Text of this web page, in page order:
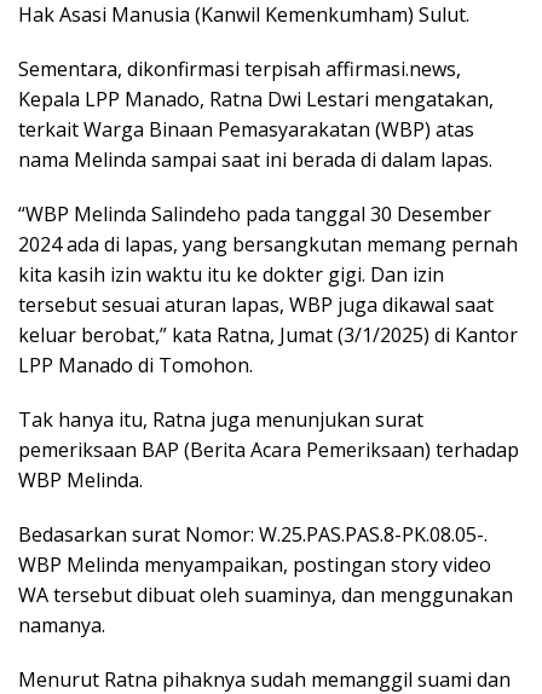
Hak Asasi Manusia (Kanwil Kemenkumham) Sulut.
Sementara, dikonfirmasi terpisah affirmasi.news,
Kepala LPP Manado, Ratna Dwi Lestari mengatakan,
terkait Warga Binaan Pemasyarakatan (WBP) atas
nama Melinda sampai saat ini berada di dalam lapas.
“WBP Melinda Salindeho pada tanggal 30 Desember
2024 ada di lapas, yang bersangkutan memang pernah
kita kasih izin waktu itu ke dokter gigi. Dan izin
tersebut sesuai aturan lapas, WBP juga dikawal saat
keluar berobat,” kata Ratna, Jumat (3/1/2025) di Kantor
LPP Manado di Tomohon.
Tak hanya itu, Ratna juga menunjukan surat
pemeriksaan BAP (Berita Acara Pemeriksaan) terhadap
WBP Melinda.
Bedasarkan surat Nomor: W.25.PAS.PAS.8-PK.08.05-.
WBP Melinda menyampaikan, postingan story video
WA tersebut dibuat oleh suaminya, dan menggunakan
namanya.
Menurut Ratna pihaknya sudah memanggil suami dan